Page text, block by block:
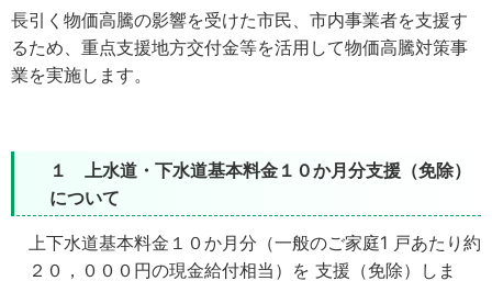
長引く物価高騰の影響を受けた市民、市内事業者を支援す
るため、重点支援地方交付金等を活用して物価高騰対策事
業を実施します。
１ 上水道・下水道基本料金１０か月分支援（免除）
について
上下水道基本料金１０か月分（一般のご家庭1 戸あたり約
２０，０００円の現金給付相当）を 支援（免除）しま